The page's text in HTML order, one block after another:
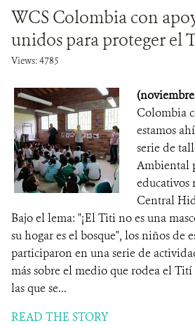
WCS Colombia con
unidos para proteger el
Views: 4785
(noviembre
Colombia
estamos
serie de
Ambiental
educativos
Central
Bajo el lema: "¡El Titi no es una
su hogar es el bosque", los niños de
participaron en una serie de
más sobre el medio que rodea el Tití
las que se...
READ THE STORY